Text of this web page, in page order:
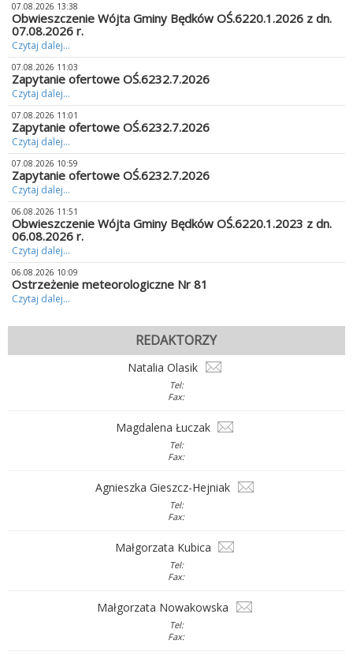
07.08.2026 13:38
Obwieszczenie Wójta Gminy Będków OŚ.6220.1.2026 z dn.
07.08.2026 r.
Czytaj dalej...
07.08.2026 11:03
Zapytanie ofertowe OŚ.6232.7.2026
Czytaj dalej...
07.08.2026 11:01
Zapytanie ofertowe OŚ.6232.7.2026
Czytaj dalej...
07.08.2026 10:59
Zapytanie ofertowe OŚ.6232.7.2026
Czytaj dalej...
06.08.2026 11:51
Obwieszczenie Wójta Gminy Będków OŚ.6220.1.2023 z dn.
06.08.2026 r.
Czytaj dalej...
06.08.2026 10:09
Ostrzeżenie meteorologiczne Nr 81
Czytaj dalej...
REDAKTORZY
Natalia Olasik
Tel:
Fax:
Magdalena Łuczak
Tel:
Fax:
Agnieszka Gieszcz-Hejniak
Tel:
Fax:
Małgorzata Kubica
Tel:
Fax:
Małgorzata Nowakowska
Tel:
Fax: